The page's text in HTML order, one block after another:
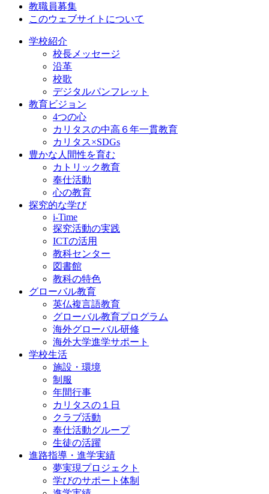
教職員募集
このウェブサイトについて
学校紹介
校長メッセージ
沿革
校歌
デジタルパンフレット
教育ビジョン
4つの心
カリタスの中高６年一貫教育
カリタス×SDGs
豊かな人間性を育む
カトリック教育
奉仕活動
心の教育
探究的な学び
i-Time
探究活動の実践
ICTの活用
教科センター
図書館
教科の特色
グローバル教育
英仏複言語教育
グローバル教育プログラム
海外グローバル研修
海外大学進学サポート
学校生活
施設・環境
制服
年間行事
カリタスの１日
クラブ活動
奉仕活動グループ
生徒の活躍
進路指導・進学実績
夢実現プロジェクト
学びのサポート体制